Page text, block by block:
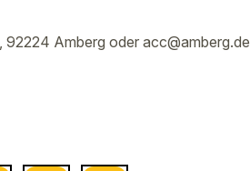
Amberg oder acc@amberg.de